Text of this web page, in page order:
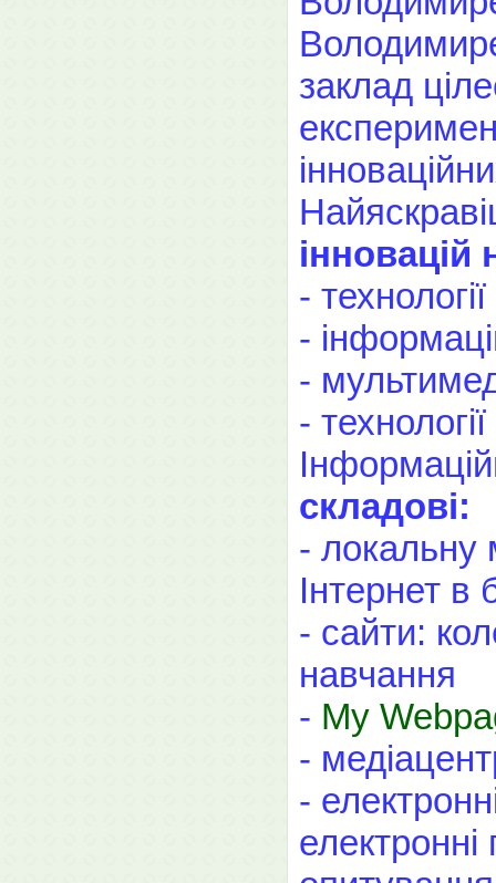
заклад
інновацій
-
-
-
-
складові:
- локальну
Інтернет в
- сайти:
навчання
- My
-
-